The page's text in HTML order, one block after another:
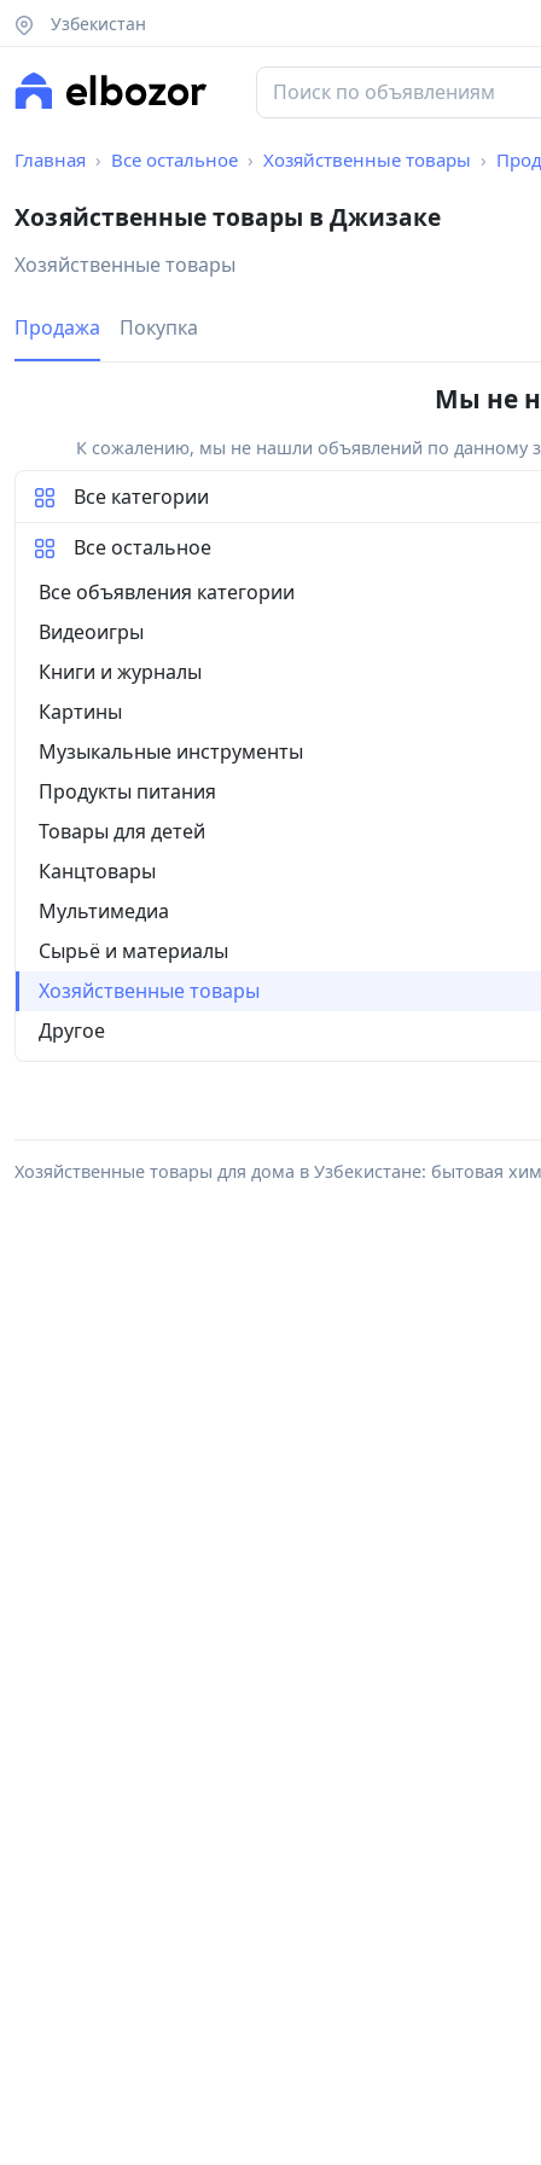
Узбекистан
Главная Все остальное Хозяйственные товары
Хозяйственные товары в Джизаке
Хозяйственные товары
Продажа Покупка
Мы не
К сожалению, мы не нашли объявлений по данному
Все категории
Все остальное
Все объявления категории
Видеоигры
Книги и журналы
Картины
Музыкальные инструменты
Продукты питания
Товары для детей
Канцтовары
Мультимедиа
Сырьё и материалы
Хозяйственные товары
Другое
Хозяйственные товары для дома в Узбекистане: бытовая